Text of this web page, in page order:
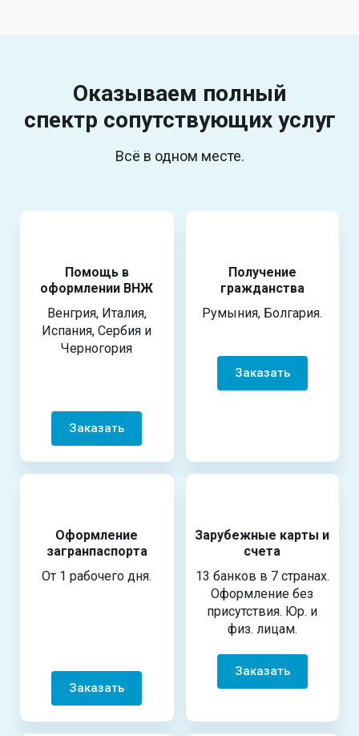
Оказываем полный
спектр сопутствующих услуг
Всё в одном месте.
Помощь в
оформлении ВНЖ
Венгрия, Италия,
Испания, Сербия и
Черногория
Заказать
Получение
гражданства
Румыния, Болгария.
Заказать
Оформление
загранпаспорта
От 1 рабочего дня.
Заказать
Зарубежные карты и
счета
13 банков в 7 странах.
Оформление без
присутствия. Юр. и
физ. лицам.
Заказать